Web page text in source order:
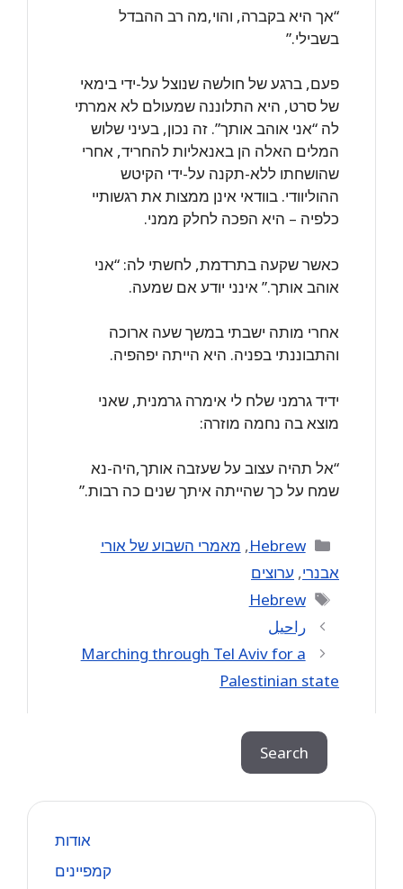
“אך היא בקברה, והוי,מה רב ההבדל
בשבילי.”
פעם, ברגע של חולשה שנוצל על-ידי בימאי
של סרט, היא התלוננה שמעולם לא אמרתי
לה “אני אוהב אותך”. זה נכון, בעיני שלוש
המלים האלה הן באנאליות להחריד, אחרי
שהושחתו ללא-תקנה על-ידי הקיטש
ההוליוודי. בוודאי אינן ממצות את רגשותיי
כלפיה – היא הפכה לחלק ממני.
כאשר שקעה בתרדמת, לחשתי לה: “אני
אוהב אותך.” אינני יודע אם שמעה.
אחרי מותה ישבתי במשך שעה ארוכה
והתבוננתי בפניה. היא הייתה יפהפיה.
ידיד גרמני שלח לי אימרה גרמנית, שאני
מוצא בה נחמה מוזרה:
“אל תהיה עצוב על שעזבה אותך,היה-נא
שמח על כך שהייתה איתך שנים כה רבות.”
Categories
Hebrew
, מאמרי השבוע של אורי
אבנרי, ערוצים
Tags
Hebrew
راحيل
Marching through Tel Aviv for a
Palestinian state
Search
אודות
קמפיינים